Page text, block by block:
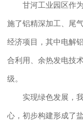
甘河工业园区作为
施了铝精深加工、尾
经济项目，其中电解
合利用、余热发电技
级。
实现绿色发展，我
心，初步构建形成了